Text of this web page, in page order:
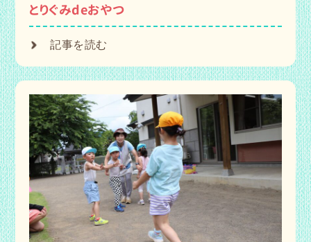
とりぐみdeおやつ
記事を読む